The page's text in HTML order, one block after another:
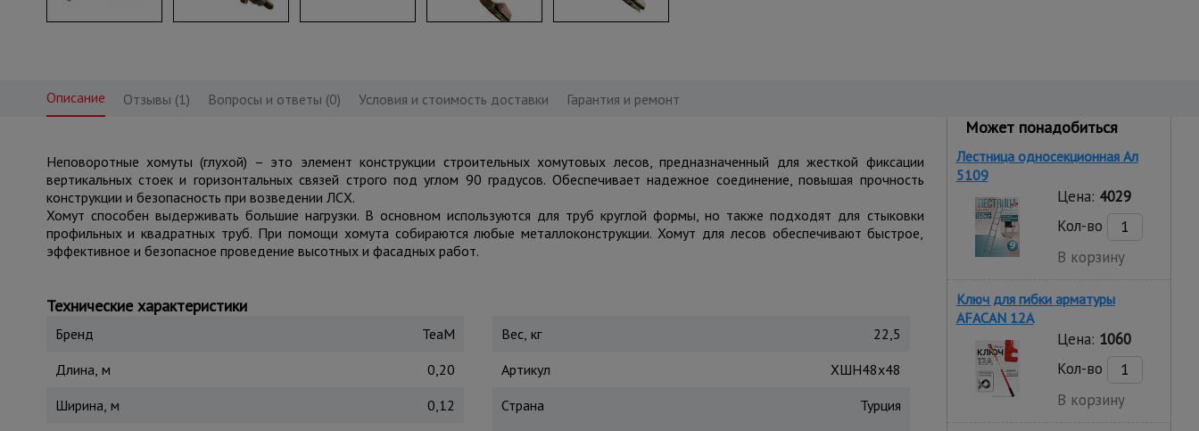
Описание Отзывы (1) Вопросы и ответы (0) Условия и стоимость доставки Гарантия и ремонт
Неповоротные хомуты (глухой) – это элемент конструкции строительных хомутовых лесов, предназначенный для жесткой фиксации
вертикальных стоек и горизонтальных связей строго под углом 90 градусов. Обеспечивает надежное соединение, повышая прочность
конструкции и безопасность при возведении ЛСХ.
Хомут способен выдерживать большие нагрузки. В основном используются для труб круглой формы, но также подходят для стыковки
профильных и квадратных труб. При помощи хомута собираются любые металлоконструкции. Хомут для лесов обеспечивают быстрое,
эффективное и безопасное проведение высотных и фасадных работ.
Технические характеристики
Бренд
TeaM
Длина, м
0,20
Ширина, м
0,12
Вес, кг
22,5
Артикул
ХШН48х48
Страна
Турция
Может понадобиться
Лестница односекционная Ал
5109
Цена: 4029
Кол-во
В корзину
Ключ для гибки арматуры
AFACAN 12A
Цена: 1060
Кол-во
В корзину